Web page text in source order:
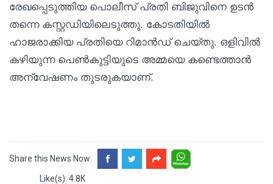
രേഖപ്പെടുത്തിയ പൊലീസ് പ്രതി ബിജുവിനെ ഉടന്‍
തന്നെ കസ്റ്റഡിയിലെടുത്തു. കോടതിയില്‍
ഹാജരാക്കിയ പ്രതിയെ റിമാന്‍ഡ് ചെയ്തു. ഒളിവില്‍
കഴിയുന്ന പെണ്‍കുട്ടിയുടെ അമ്മയെ കണ്ടെത്താന്‍
അന്വേഷണം തുടരുകയാണ്.
Share this News Now:
Like(s): 4.8K